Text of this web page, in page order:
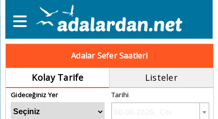
Adalar Sefer Saatleri
Kolay Tarife Listeler
Gideceğiniz Yer Tarihi